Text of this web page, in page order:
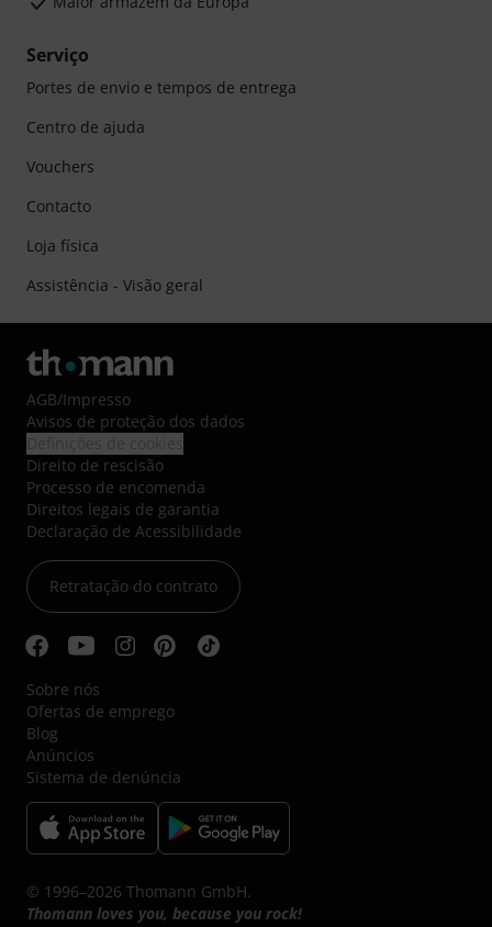
Serviço
Portes de envio e tempos de entrega
Centro de ajuda
Vouchers
Contacto
Loja física
Assistência - Visão geral
AGB/Impresso
Avisos de proteção dos dados
Direito de rescisão
Processo de encomenda
Direitos legais de garantia
Declaração de Acessibilidade
Retratação do contrato
Sobre nós
Ofertas de emprego
Blog
Anúncios
Sistema de denúncia
© 1996–2026 Thomann GmbH.
Thomann loves you, because you rock!